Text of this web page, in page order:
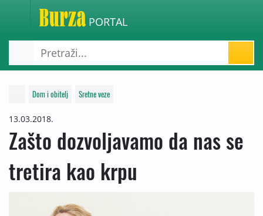
PORTAL
Dom i obitelj Sretne veze
13.03.2018.
Zašto dozvoljavamo da nas se
tretira kao krpu